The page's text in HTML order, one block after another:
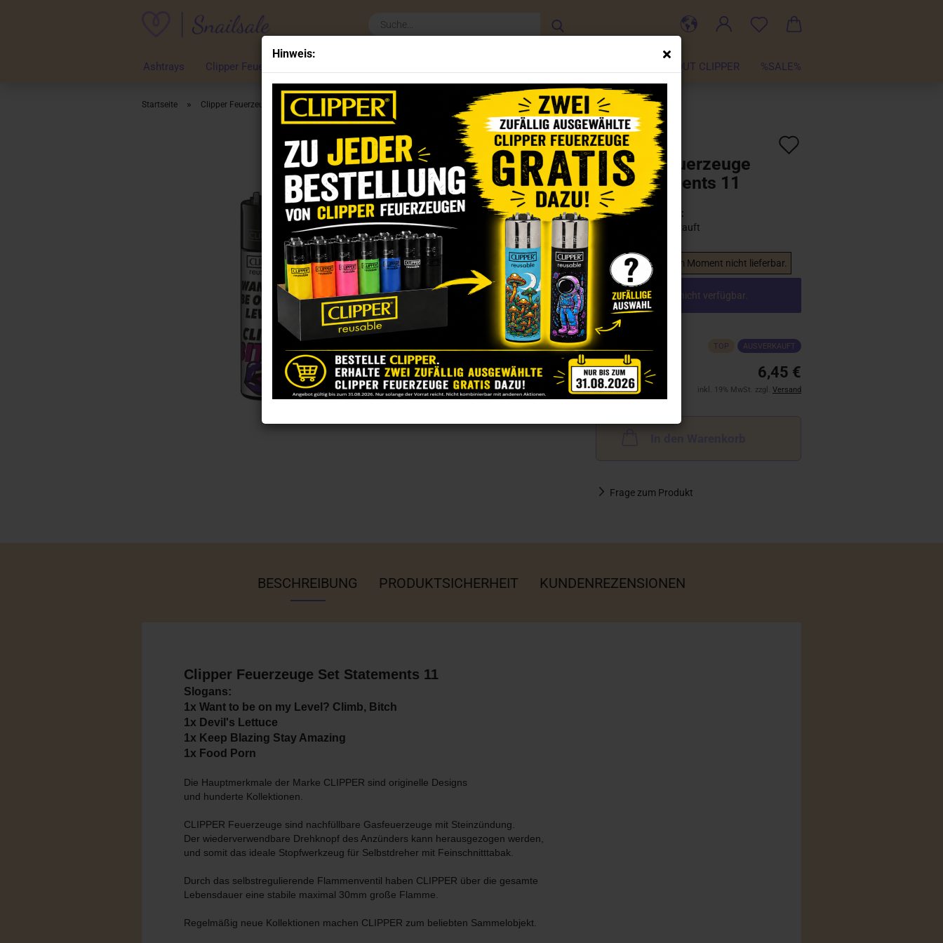
Hinweis:
Ashtrays Clipper Feuerzeuge ABOUT CLIPPER %SALE%
Startseite » Clipper Feuerzeuge Clipper Feuerzeuge 2023 Clipper Feuerzeuge Set Statements 11
(Art.Nr.: CL101393
Clipper Feuerzeuge
Set Statements 11
Lieferzeit:
Ausverkauft
Dieser Artikel ist im Moment nicht lieferbar.
Artikel ist aktuell nicht verfügbar.
TOP AUSVERKAUFT
6,45 €
inkl. 19% MwSt. zzgl. Versand
Frage zum Produkt
BESCHREIBUNG PRODUKTSICHERHEIT KUNDENREZENSIONEN
Clipper Feuerzeuge Set Statements 11
Slogans:
1x Want to be on my Level? Climb, Bitch
1x Devil's Lettuce
1x Keep Blazing Stay Amazing
1x Food Porn
Die Hauptmerkmale der Marke CLIPPER sind originelle Designs
und hunderte Kollektionen.
CLIPPER Feuerzeuge sind nachfüllbare Gasfeuerzeuge mit Steinzündung.
Der wiederverwendbare Drehknopf des Anzünders kann herausgezogen werden,
und somit das ideale Stopfwerkzeug für Selbstdreher mit Feinschnitttabak.
Durch das selbstregulierende Flammenventil haben CLIPPER über die gesamte
Lebensdauer eine stabile maximal 30mm große Flamme.
Regelmäßig neue Kollektionen machen CLIPPER zum beliebten Sammelobjekt.